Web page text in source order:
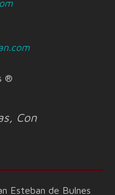
®
Con
Esteban de Bulnes